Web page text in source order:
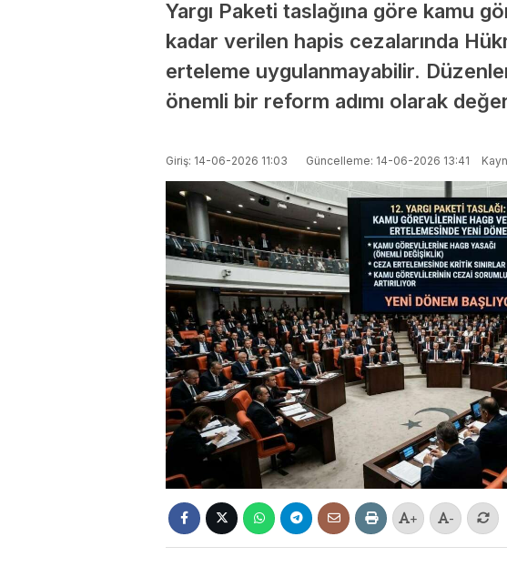
Yargı Paketi taslağına göre kamu
kadar verilen hapis cezalarında
erteleme uygulanmayabilir.
önemli bir reform adımı olarak
Giriş: 14-06-2026 11:03 Güncelleme: 14-06-2026 13:41
+ -